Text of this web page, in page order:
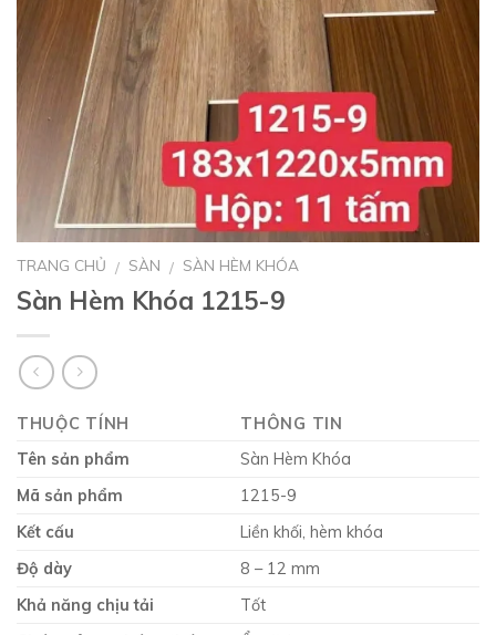
TRANG CHỦ / SÀN / SÀN HÈM KHÓA
Sàn Hèm Khóa 1215-9
THUỘC TÍNH
THÔNG TIN
Tên sản phẩm
Sàn Hèm Khóa
Mã sản phẩm
1215-9
Kết cấu
Liền khối, hèm khóa
Độ dày
8 – 12 mm
Khả năng chịu tải
Tốt